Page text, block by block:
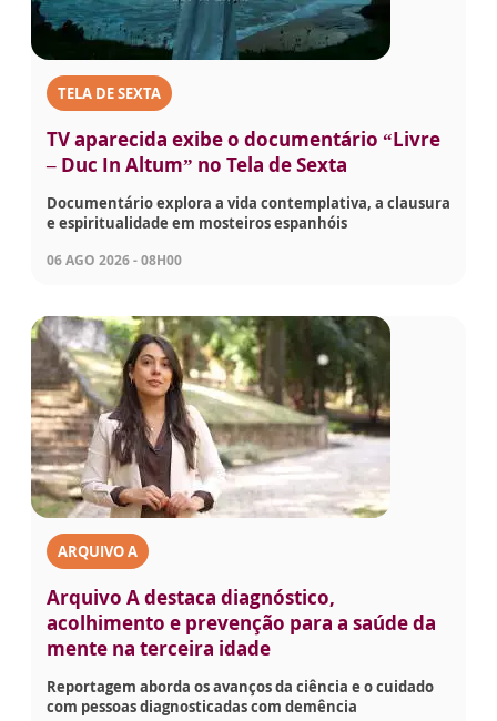
TELA DE SEXTA
TV aparecida exibe o documentário “Livre
– Duc In Altum” no Tela de Sexta
Documentário explora a vida contemplativa, a clausura
e espiritualidade em mosteiros espanhóis
06 AGO 2026 - 08H00
ARQUIVO A
Arquivo A destaca diagnóstico,
acolhimento e prevenção para a saúde da
mente na terceira idade
Reportagem aborda os avanços da ciência e o cuidado
com pessoas diagnosticadas com demência